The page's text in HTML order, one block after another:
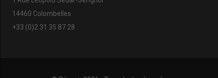
14460 Colombelles
+33 (0)2 31 35 87 28